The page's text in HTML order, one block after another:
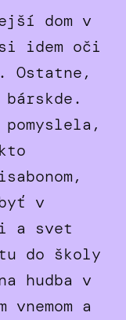
dom v
idem oči
Ostatne,
v
a svet
do školy
hudba v
a